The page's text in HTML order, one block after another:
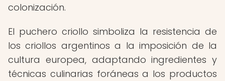
colonización.
El puchero criollo simboliza la resistencia de
los criollos argentinos a la imposición de la
cultura europea, adaptando ingredientes y
técnicas culinarias foráneas a los productos